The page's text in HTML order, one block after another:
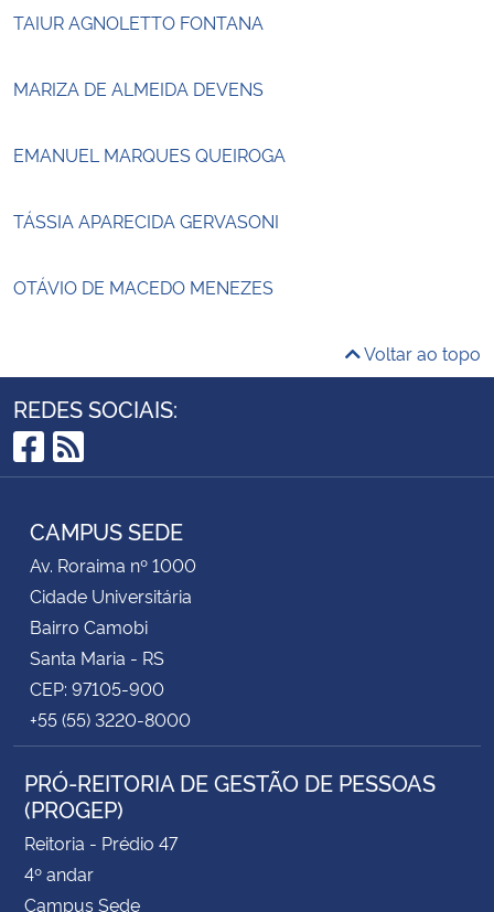
TAIUR AGNOLETTO FONTANA
MARIZA DE ALMEIDA DEVENS
EMANUEL MARQUES QUEIROGA
TÁSSIA APARECIDA GERVASONI
OTÁVIO DE MACEDO MENEZES
Voltar ao topo
REDES SOCIAIS:
Facebook
RSS
CAMPUS SEDE
Av. Roraima nº 1000
Cidade Universitária
Bairro Camobi
Santa Maria - RS
CEP: 97105-900
+55 (55) 3220-8000
PRÓ-REITORIA DE GESTÃO DE PESSOAS
(PROGEP)
Reitoria - Prédio 47
4º andar
Campus Sede